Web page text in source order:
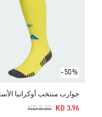
-50%
Reduced From
KD 8.00
To KD 3.96